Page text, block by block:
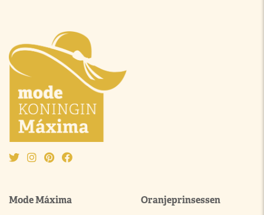
Mode Máxima Oranjeprinsessen